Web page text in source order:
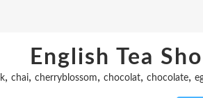
English Tea
, chai, cherryblossom, chocolat, chocolate,